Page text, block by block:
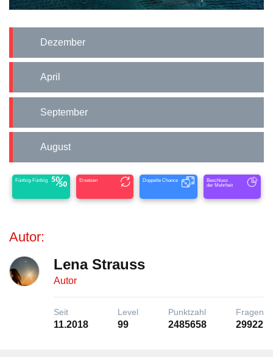
Dezember
April
September
August
Fünfzig-Fünfzig Ersetzen Doppelte Chance
Beschluss
der Mehrheit
Autor:
Lena Strauss
Autor
Seit
11.2018
Level
99
Punktzahl
2485658
Fragen
29922